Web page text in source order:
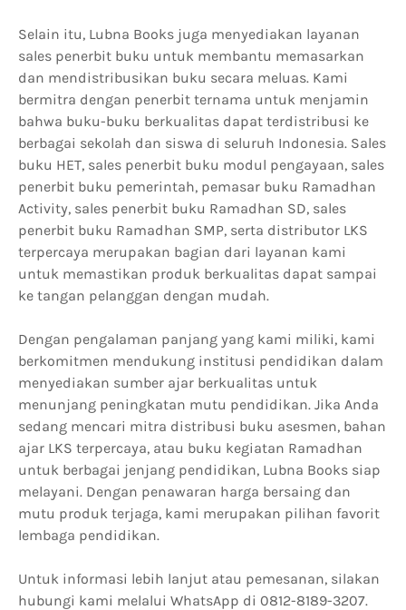
Selain itu, Lubna Books juga menyediakan layanan
sales penerbit buku untuk membantu memasarkan
dan mendistribusikan buku secara meluas. Kami
bermitra dengan penerbit ternama untuk menjamin
bahwa buku-buku berkualitas dapat terdistribusi ke
berbagai sekolah dan siswa di seluruh Indonesia. Sales
buku HET, sales penerbit buku modul pengayaan, sales
penerbit buku pemerintah, pemasar buku Ramadhan
Activity, sales penerbit buku Ramadhan SD, sales
penerbit buku Ramadhan SMP, serta distributor LKS
terpercaya merupakan bagian dari layanan kami
untuk memastikan produk berkualitas dapat sampai
ke tangan pelanggan dengan mudah.
Dengan pengalaman panjang yang kami miliki, kami
berkomitmen mendukung institusi pendidikan dalam
menyediakan sumber ajar berkualitas untuk
menunjang peningkatan mutu pendidikan. Jika Anda
sedang mencari mitra distribusi buku asesmen, bahan
ajar LKS terpercaya, atau buku kegiatan Ramadhan
untuk berbagai jenjang pendidikan, Lubna Books siap
melayani. Dengan penawaran harga bersaing dan
mutu produk terjaga, kami merupakan pilihan favorit
lembaga pendidikan.
Untuk informasi lebih lanjut atau pemesanan, silakan
hubungi kami melalui WhatsApp di 0812-8189-3207.